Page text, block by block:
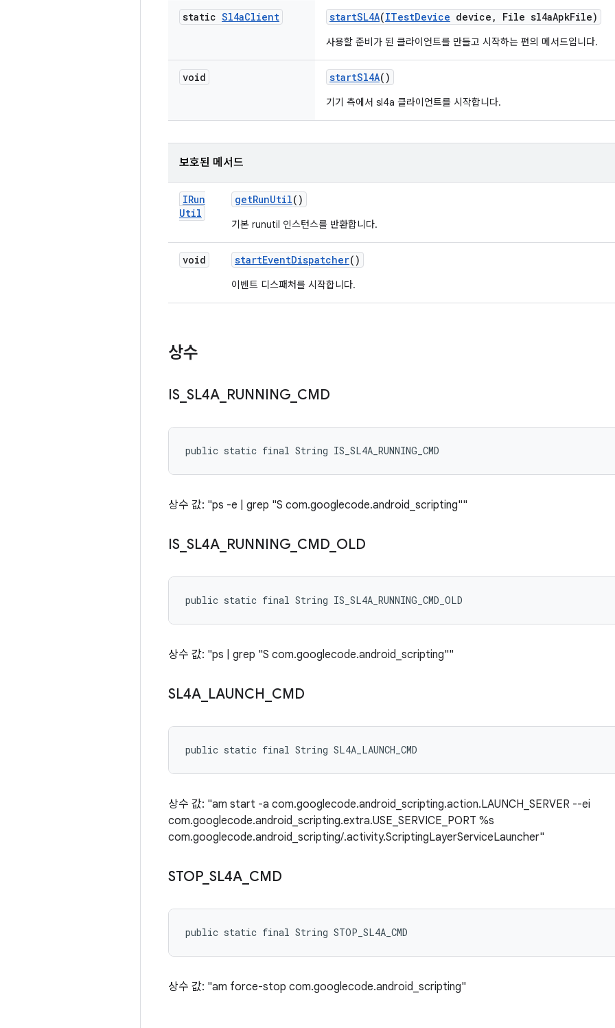
static Sl4aClient startSL4A(ITestDevice device , File sl4aApkFile)
사용할 준비가 된 클라이언트를 만들고 시작하는 편의 메서드입니다.
void startSl4A()
기기 측에서 sl4a 클라이언트를 시작합니다.
보호된 메서드
IRun
Util
getRunUtil()
기본 runutil 인스턴스를 반환합니다.
void startEventDispatcher()
이벤트 디스패처를 시작합니다.
상수
IS SL4A RUNNING CMD
public static final String IS_SL4A_RUNNING_CMD
상수 값: "ps -e | grep "S com.googlecode.android_scripting""
IS SL4A RUNNING CMD OLD
public static final String IS_SL4A_RUNNING_CMD_OLD
상수 값: "ps | grep "S com.googlecode.android_scripting""
SL4A LAUNCH CMD
public static final String SL4A_LAUNCH_CMD
상수 값: "am start -a com.googlecode.android_scripting.action.LAUNCH_SERVER --ei
com.googlecode.android_scripting.extra.USE_SERVICE_PORT %s
com.googlecode.android_scripting/.activity.ScriptingLayerServiceLauncher"
STOP_ SL4A CMD
public static final String STOP_SL4A_CMD
상수 값: "am force-stop com.googlecode.android_scripting"